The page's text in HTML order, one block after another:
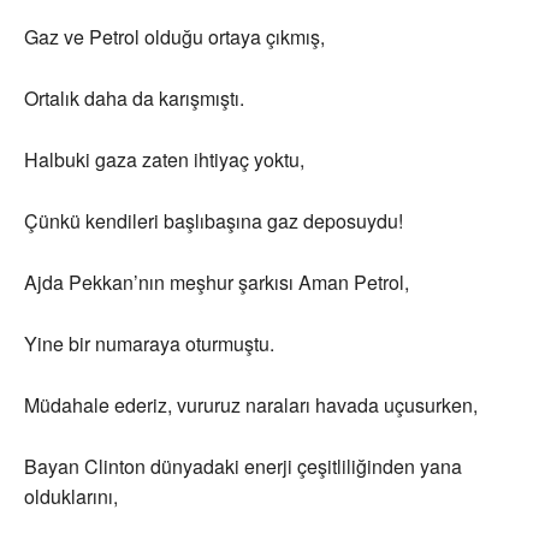
Gaz ve Petrol olduğu ortaya çıkmış,
Ortalık daha da karışmıştı.
Halbuki gaza zaten ihtiyaç yoktu,
Çünkü kendileri başlıbaşına gaz deposuydu!
Ajda Pekkan’nın meşhur şarkısı Aman Petrol,
Yine bir numaraya oturmuştu.
Müdahale ederiz, vururuz naraları havada uçusurken,
Bayan Clinton dünyadaki enerji çeşitliliğinden yana
olduklarını,